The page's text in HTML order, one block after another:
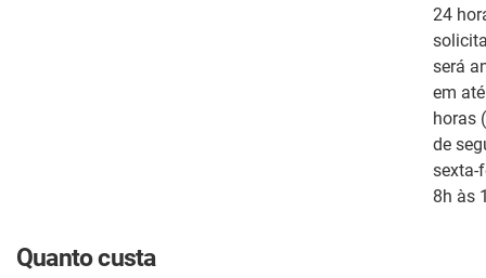
24
será
em
horas
de
sexta-
8h às
Quanto custa